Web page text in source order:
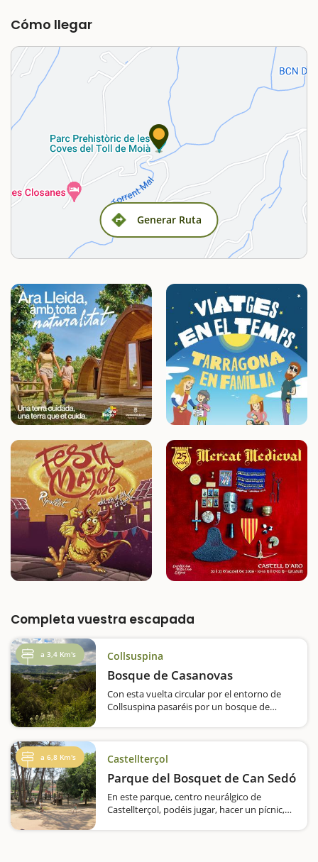
Cómo llegar
Generar Ruta
Completa vuestra escapada
a 3,4 Km's Collsuspina
Bosque de Casanovas
Con esta vuelta circular por el entorno de
Collsuspina pasaréis por un bosque de
en una ruta circular, sencilla, de unos cinco
kilómetros…
a 6,8 Km's Castellterçol
Parque del Bosquet de Can Sedó
En este parque, centro neurálgico de
Castellterçol, podéis jugar, hacer un pícnic,